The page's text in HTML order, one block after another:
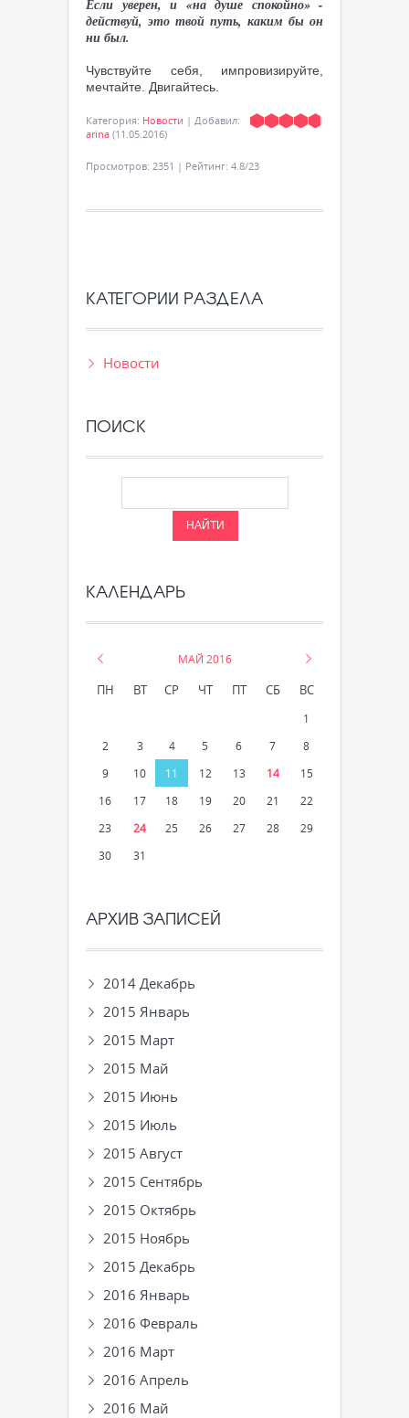
Если уверен, и «на душе спокойно» -
действуй, это твой путь, каким бы он
ни был.
Чувствуйте себя, импровизируйте,
мечтайте. Двигайтесь.
Категория: Новости | Добавил:
arina (11.05.2016)
Просмотров: 2351 | Рейтинг: 4.8/23
КАТЕГОРИИ РАЗДЕЛА
Новости
ПОИСК
КАЛЕНДАРЬ
МАЙ 2016
ПН ВТ СР ЧТ ПТ СБ ВС
1
2
3 4 5 6 7
8
9
10 11 12 13 14
15
16
17 18 19 20 21
22
23
24 25 26 27 28
29
30
31
АРХИВ ЗАПИСЕЙ
2014 Декабрь
2015 Январь
2015 Март
2015 Май
2015 Июнь
2015 Июль
2015 Август
2015 Сентябрь
2015 Октябрь
2015 Ноябрь
2015 Декабрь
2016 Январь
2016 Февраль
2016 Март
2016 Апрель
2016 Май